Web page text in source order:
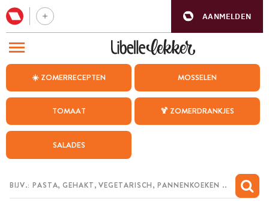
AANMELDEN
☀️ ZOMERRECEPTEN MOSSELEN
TOMAAT 🍹 ZOMERDRANKJES
SALADES
BEZOEK ONZE ANDERE WEBSITES
WEEKMENU
CHAT MET MAIA
MIJN BEWAARDE RECEPTEN